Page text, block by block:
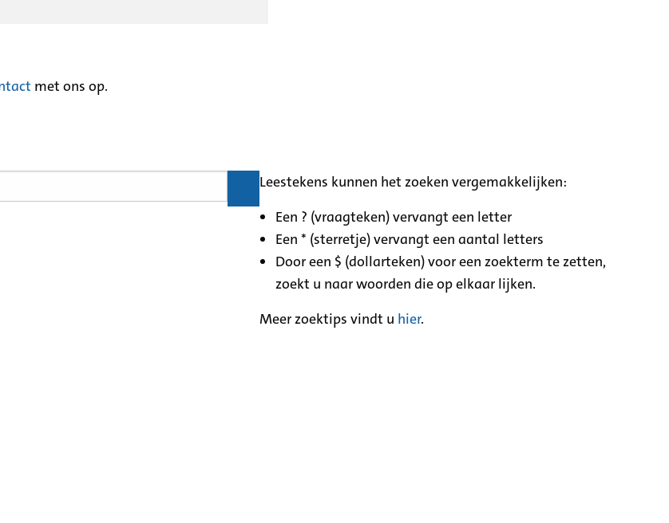
met ons op.
Leestekens kunnen het zoeken vergemakkelijken:
Een ? (vraagteken) vervangt een letter
Een * (sterretje) vervangt een aantal letters
Door een $ (dollarteken) voor een zoekterm te zetten,
zoekt u naar woorden die op elkaar lijken.
Meer zoektips vindt u hier.